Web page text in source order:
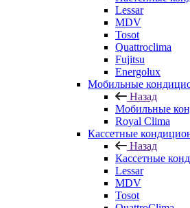
Lessar
MDV
Tosot
Quattroclima
Fujitsu
Energolux
Мобильные
Назад
Мобильные
Royal Clima
Кассетные
Назад
Кассетные
Lessar
MDV
Tosot